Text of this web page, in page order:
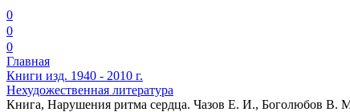
0
0
0
Главная
Книги изд. 1940 - 2010 г.
Нехудожественная литература
Книга, Нарушения ритма сердца. Чазов Е. И., Боголюбов В.